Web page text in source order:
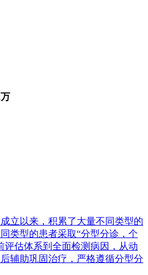
立以来，积累了大量不同类型的
类型的患者采取“分型分诊，个
评估体系到全面检测病因，从动
辅助巩固治疗，严格遵循分型分